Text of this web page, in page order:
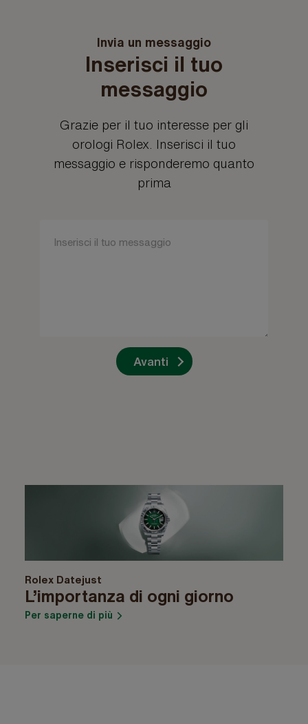
Invia un messaggio
Inserisci il tuo
messaggio
Grazie per il tuo interesse per gli
orologi Rolex. Inserisci il tuo
messaggio e risponderemo quanto
prima
Avanti
Rolex Datejust
L’importanza di ogni giorno
Per saperne di più